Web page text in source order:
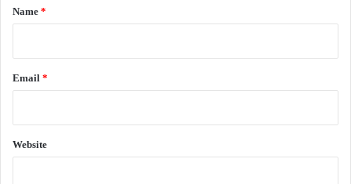
*
Name *
Email *
Website